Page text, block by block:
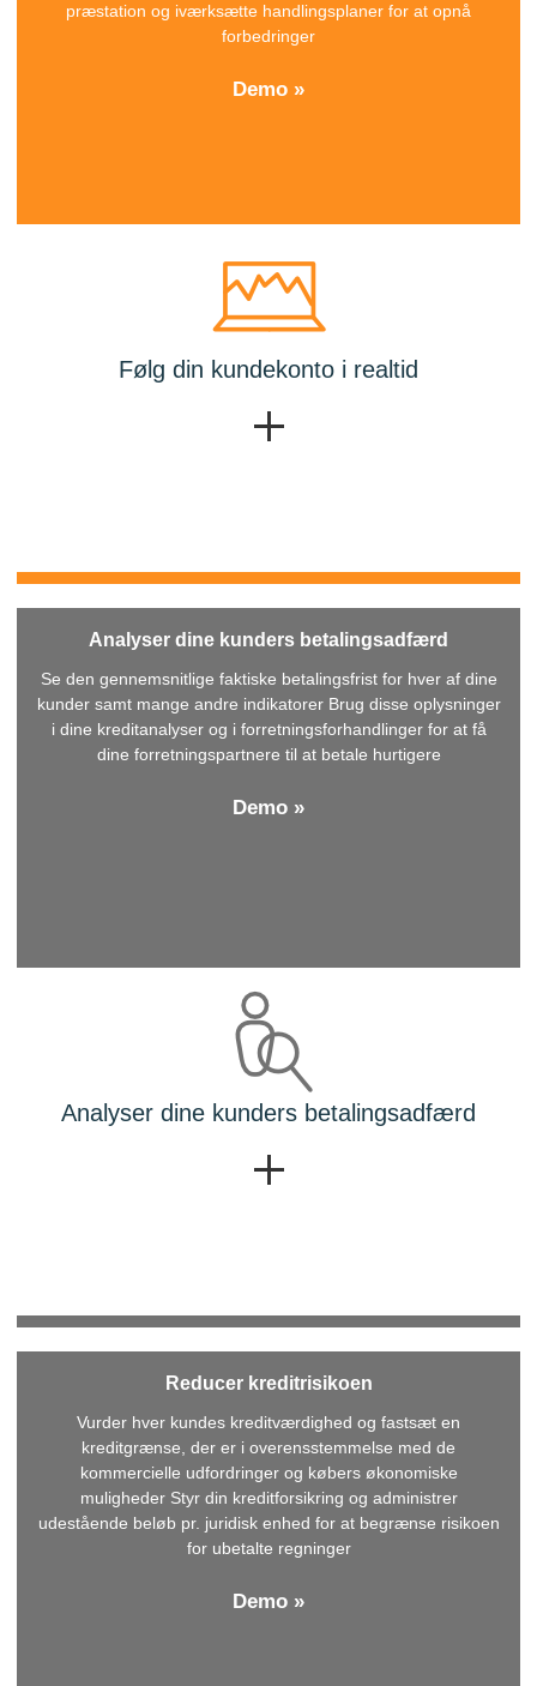
præstation og iværksætte handlingsplaner for at opnå
forbedringer
Demo »
Følg din kundekonto i realtid
Analyser dine kunders betalingsadfærd
Se den gennemsnitlige faktiske betalingsfrist for hver af dine
kunder samt mange andre indikatorer Brug disse oplysninger
i dine kreditanalyser og i forretningsforhandlinger for at få
dine forretningspartnere til at betale hurtigere
Demo »
Analyser dine kunders betalingsadfærd
Reducer kreditrisikoen
Vurder hver kundes kreditværdighed og fastsæt en
kreditgrænse, der er i overensstemmelse med de
kommercielle udfordringer og købers økonomiske
muligheder Styr din kreditforsikring og administrer
udestående beløb pr. juridisk enhed for at begrænse risikoen
for ubetalte regninger
Demo »